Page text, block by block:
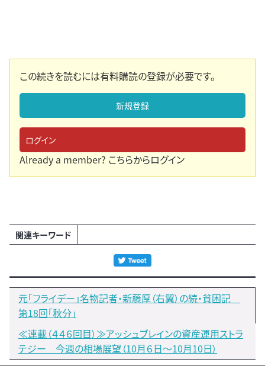
この続きを読むには有料購読の登録が必要です。
新規登録
ログイン
Already a member? こちらからログイン
関連キーワード
元「フライデー」名物記者・新藤厚（右翼）の続・貧困記
第18回「秋分」
≪連載（４４６回目）≫アッシュブレインの資産運用ストラ
テジー 今週の相場展望（10月６日～10月10日）